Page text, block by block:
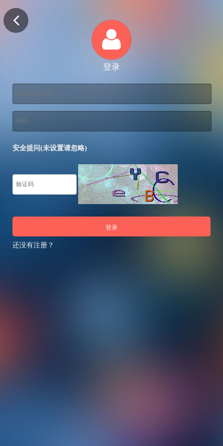
登录
安全提问(未设置请忽略)
登录
还没有注册？